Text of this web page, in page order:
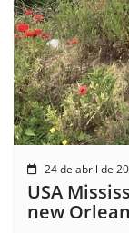
24 de abril de
USA
new